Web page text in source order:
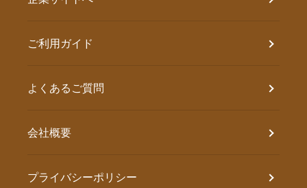
ご利用ガイド
よくあるご質問
会社概要
プライバシーポリシー